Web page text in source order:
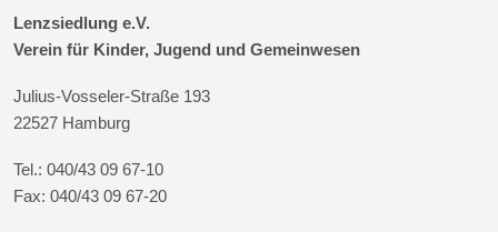
Lenzsiedlung e.V.
Verein für Kinder, Jugend und Gemeinwesen
Julius-Vosseler-Straße 193
22527 Hamburg
Tel.: 040/43 09 67-10
Fax: 040/43 09 67-20